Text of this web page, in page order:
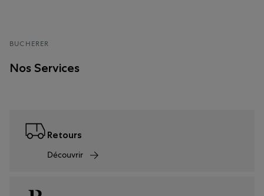
BUCHERER
Nos Services
Retours
Découvrir